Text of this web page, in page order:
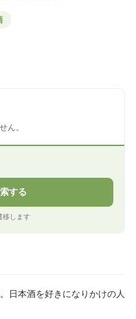
ん。
する
移します
日本酒を好きになりかけの人